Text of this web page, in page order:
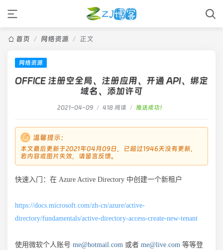
首页 / 网络资源 / 正文
网络资源
OFFlCE 注册空全局、注册应用、开通 API、绑定
域名、添加许可
2021-04-09 / 418 阅读 / 推送成功！
温馨提示：
本文最后更新于2021年04月09日，已超过1946天没有更新，
若内容或图片失效，请留言反馈。
快速入门：在 Azure Active Directory 中创建一个新租户
https://docs.microsoft.com/zh-cn/azure/active-
directory/fundamentals/active-directory-access-create-new-tenant
使用微软个人账号 me@hotmail.com 或者 me@live.com 等等登